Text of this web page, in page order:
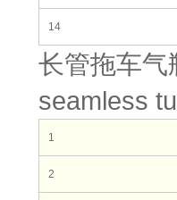
14
长管拖车气
seamless
1
2